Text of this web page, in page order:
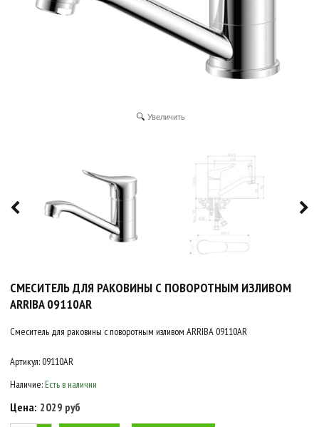
Увеличить
СМЕСИТЕЛЬ ДЛЯ РАКОВИНЫ С ПОВОРОТНЫМ ИЗЛИВОМ
ARRIBA 09110AR
Смеситель для раковины с поворотным изливом ARRIBA 09110AR
Артикул: 09110AR
Наличие: Есть в наличии
Цена: 2029 руб